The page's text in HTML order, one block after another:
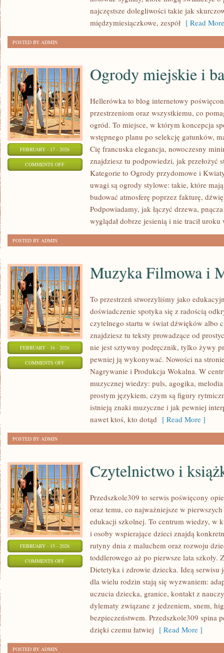
najczęstsze dolegliwości takie jak
międzymiesiączkowe, zespół [ Read
POSTED BY ADMIN
FEBRUARY - 17 - 2026
COMMENTS OFFON
Ogrody miejskie i
Hellerówka to blog internetowy
przestrzeniom oraz wszystkiemu, co
ogród. To miejsce, w którym koncepcja
wstępnego planu po selekcję gatunków,
Cię francuska elegancja, nowoczesny
znajdziesz tu podpowiedzi, jak przełożyć
Kategorie to Ogrody przydomowe i
uwagi są ogrody stylowe: takie, które
budować atmosferę poprzez fakturę,
Podpowiadamy, jak łączyć drzewa,
wyglądał dobrze jesienią i nie tracił uroku
POSTED BY ADMIN
FEBRUARY - 16 - 2026
COMMENTS OFFON
Muzyka Filmowa i
To przestrzeń stworzyliśmy jako
doświadczenie spotyka się z radością
czytelnego startu w świat dźwięków albo
znajdziesz tu teksty prowadzące od
nie jest sztywny podręcznik, tylko żywy
pewniej ją wykonywać. Nowości na
Nagrywanie i Produkcja Wokalna. W
muzycznej wiedzy: puls, agogika,
prostym językiem, czym są figury
istnieją znaki muzyczne i jak pewniej
nawet ktoś, kto dotąd [ Read More ]
POSTED BY ADMIN
FEBRUARY - 15 - 2026
COMMENTS OFFON
CZYTELNICTWO
Czytelnictwo i
Przedszkole309 to serwis poświęcony
oraz temu, co najważniejsze w
edukacji szkolnej. To centrum wiedzy, w
i osoby wspierające dzieci znajdą
rutyny dnia z maluchem oraz rozwoju
toddlerowego aż po pierwsze lata szkoły.
Dietetyka i zdrowie dziecka. Ideą serwisu
dla wielu rodzin stają się wyzwaniem:
uczucia dziecka, granice, kontakt z
dylematy związane z jedzeniem, snem,
bezpieczeństwem. Przedszkole309 spina
dzięki czemu łatwiej [ Read More ]
POSTED BY ADMIN